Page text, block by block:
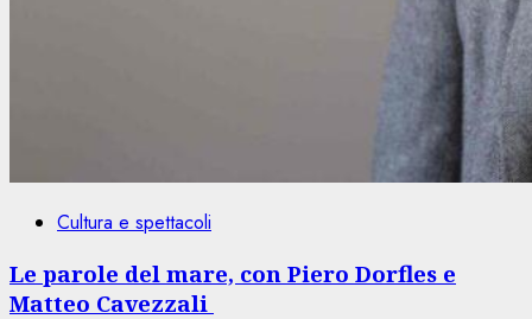
Cultura e spettacoli
Le parole del mare, con Piero Dorfles e
Matteo Cavezzali